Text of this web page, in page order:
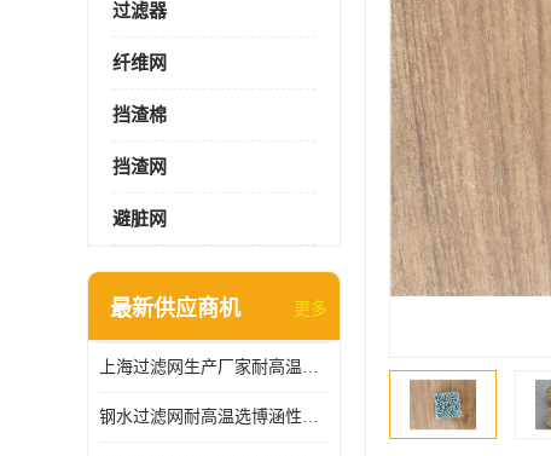
过滤器
纤维网
挡渣棉
挡渣网
避脏网
最新供应商机 更多
上海过滤网生产厂家耐高温可定制供应及时
钢水过滤网耐高温选博涵性能稳定价格合适